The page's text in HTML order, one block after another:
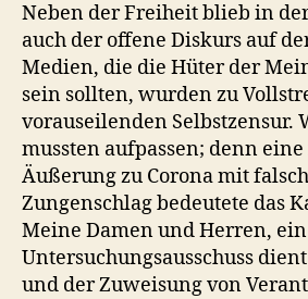
Neben der Freiheit blieb in
auch der offene Diskurs auf
Medien, die die Hüter der
sein sollten, wurden zu
vorauseilenden Selbstzensur.
mussten aufpassen; denn
Äußerung zu Corona mit
Zungenschlag bedeutete das
Meine Damen und Herren, ein
Untersuchungsausschuss
und der Zuweisung von